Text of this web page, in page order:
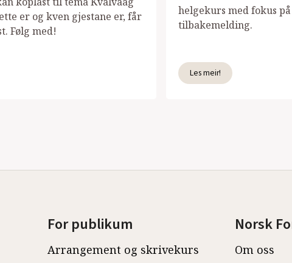
er og kven gjestane er, får
Følg med!
helgekurs med fokus
tilbakemelding.
Les meir!
For publikum
Arrangement og skrivekurs
Norsk
Om oss